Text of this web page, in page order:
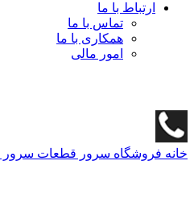
ارتباط با ما
تماس با ما
همکاری با ما
امور مالی
خانه فروشگاه سرور قطعات سرور